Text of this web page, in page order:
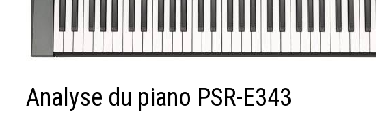
Analyse du piano PSR-E343